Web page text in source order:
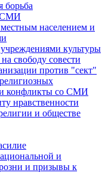
борьба
СМИ
населением и
культуры
свободу совести
против "сект"
и конфликты со СМИ
нравственности
и обществе
и
и призывы к